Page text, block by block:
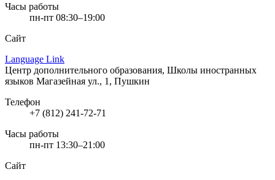
Часы работы
пн-пт 08:30–19:00
Сайт
Language Link
Центр дополнительного образования, Школы иностранных
языков Магазейная ул., 1, Пушкин
Телефон
+7 (812) 241-72-71
Часы работы
пн-пт 13:30–21:00
Сайт